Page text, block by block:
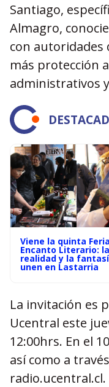
Santiago,
Almagro,
con
más protección
administrativos
Viene la quinta Feria
Encanto Literario: la
realidad y la
unen en Lastarria
La invitación es
Ucentral este
12:00hrs. En el
así como a
radio.ucentral.cl.